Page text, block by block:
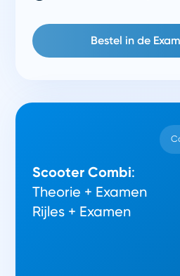
Bestel in de
Scooter Combi:
Theorie + Examen
Rijles + Examen